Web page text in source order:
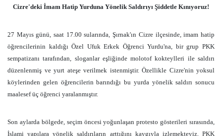
Cizre'deki İmam Hatip Yurduna Yönelik Saldırıyı Şiddetle Kınıyoruz!
27 Mayıs günü, saat 17.00 sularında, Şırnak'ın Cizre ilçesinde, imam hatip
öğrencilerinin kaldığı Özel Ufuk Erkek Öğrenci Yurdu'na, bir grup PKK
sempatizanı tarafından, sloganlar eşliğinde molotof kokteylleri ile saldırı
düzenlenmiş ve yurt ateşe verilmek istenmiştir. Özellikle Cizre'nin yoksul
köylerinden gelen öğrencilerin barındığı bu yurda yönelik saldırı sonucu
maalesef üç öğrenci yaralanmıştır.
Son aylarda bölgede, seçim öncesi yoğunlaşan protesto gösterileri sırasında,
İslami yapılara yönelik saldırıların arttığını kaygıyla izlemekteyiz. PKK